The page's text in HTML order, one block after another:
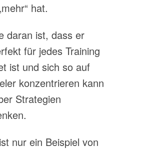
hat.
daran ist, dass er
für jedes Training
ist und sich so auf
konzentrieren kann
Strategien
nur ein Beispiel von